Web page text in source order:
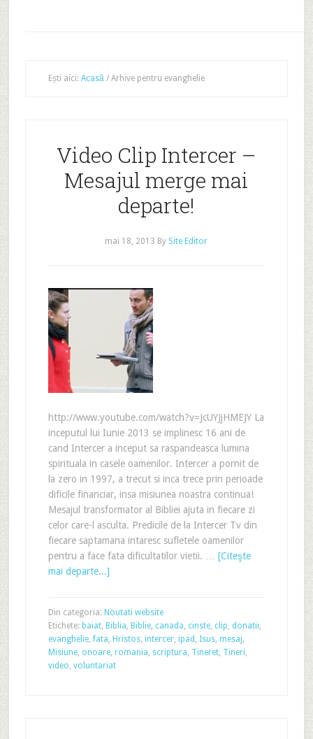
Ești aici: Acasă /Arhive pentru evanghelie
Video Clip Intercer –
Mesajul merge mai
departe!
mai 18, 2013 By Site Editor
http://www.youtube.com/watch?v=JcUYJjHMEJY La
inceputul lui Iunie 2013 se implinesc 16 ani de
cand Intercer a inceput sa raspandeasca lumina
spirituala in casele oamenilor. Intercer a pornit de
la zero in 1997, a trecut si inca trece prin perioade
dificile financiar, insa misiunea noastra continua!
Mesajul transformator al Bibliei ajuta in fiecare zi
celor care-l asculta. Predicile de la Intercer Tv din
fiecare saptamana intaresc sufletele oamenilor
pentru a face fata dificultatilor vietii. … [Citeşte
mai departe...]
Din categoria: Noutati website
Etichete: baiat, Biblia, Biblie, canada, cinste, clip, donatii,
evanghelie,fata, Hristos, intercer, ipad , Isus, mesaj,
Misiune, onoare, romania, scriptura, Tineret, Tineri,
video, voluntariat